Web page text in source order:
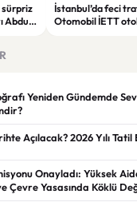
sürpriz
Abdul
İstanbul’da feci
Otomobil İETT
Yeniden Gündemde
Açılacak? 2026 Yılı Tatil
Onayladı: Yüksek
Çevre Yasasında Köklü